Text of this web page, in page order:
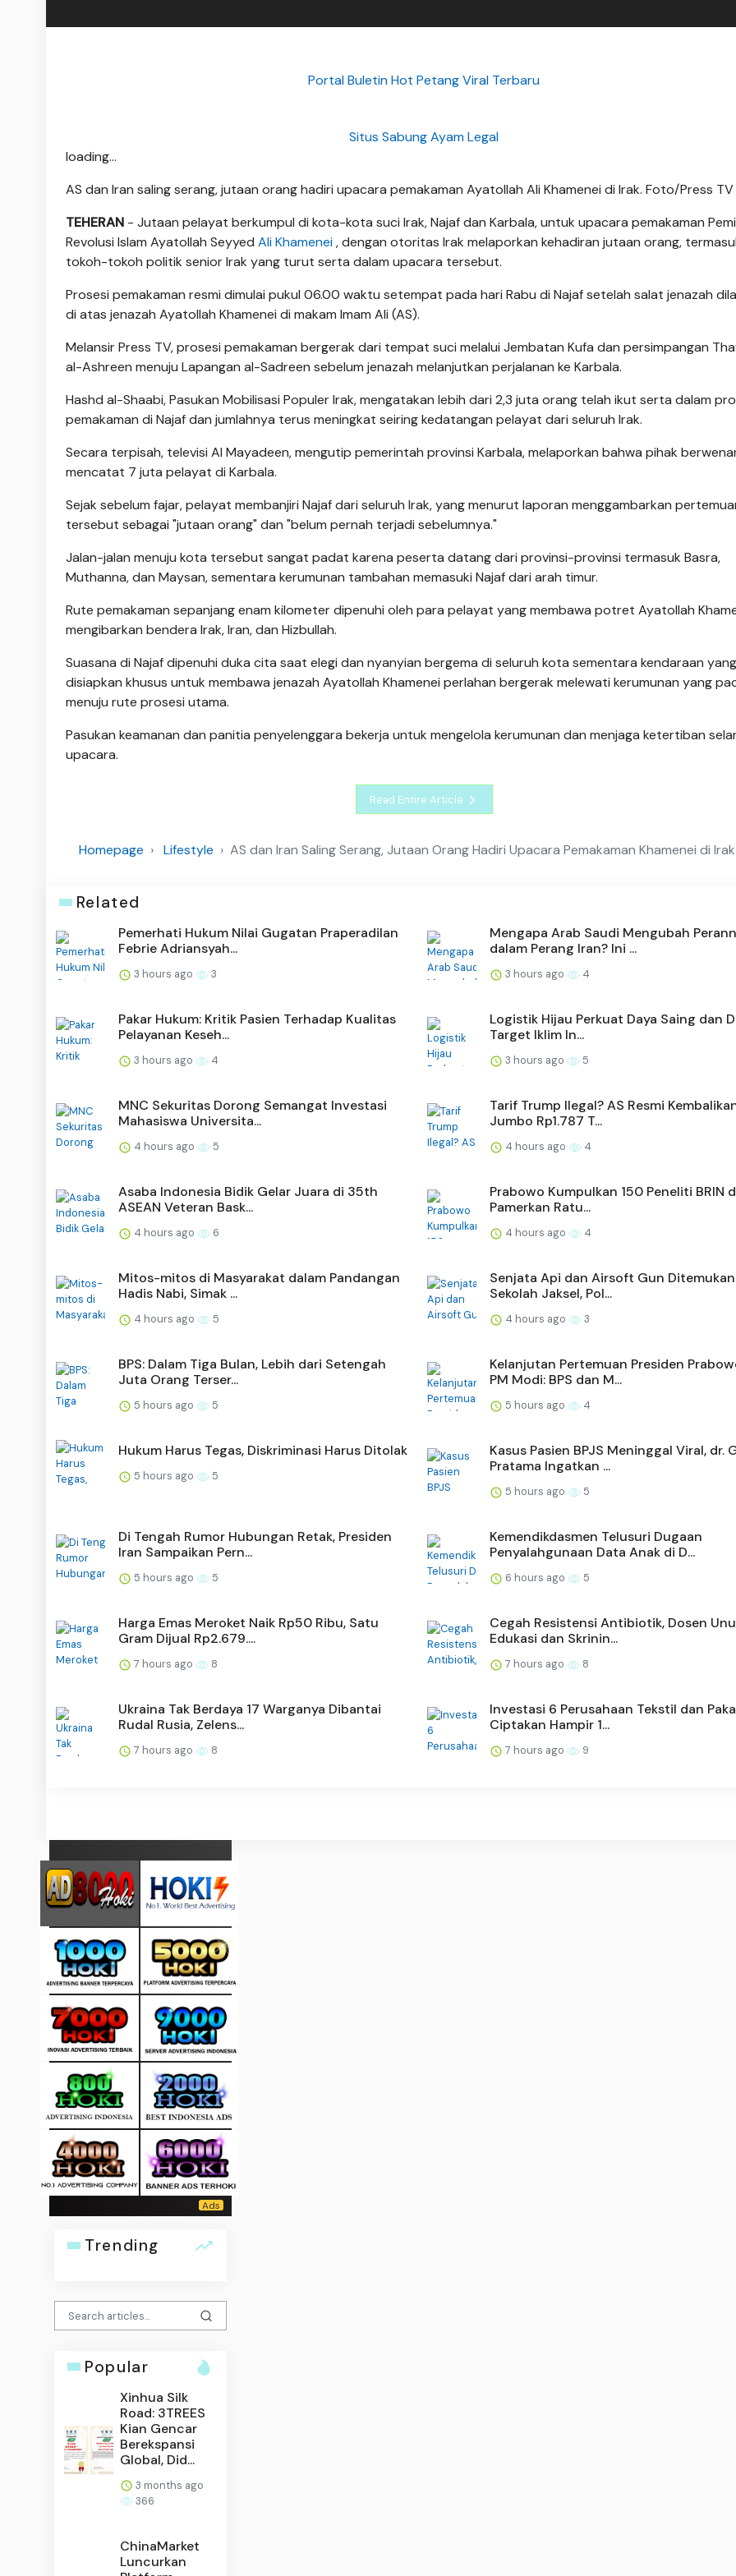
Portal Buletin Hot Petang Viral Terbaru
Situs Sabung Ayam Legal
loading...
AS dan Iran saling serang, jutaan orang hadiri upacara pemakaman Ayatollah Ali Khamenei di Irak. Foto/Press TV
TEHERAN - Jutaan pelayat berkumpul di kota-kota suci Irak, Najaf dan Karbala, untuk upacara pemakaman
Revolusi Islam Ayatollah Seyyed Ali Khamenei, dengan otoritas Irak melaporkan kehadiran jutaan orang,
tokoh-tokoh politik senior Irak yang turut serta dalam upacara tersebut.
Prosesi pemakaman resmi dimulai pukul 06.00 waktu setempat pada hari Rabu di Najaf setelah salat jenazah
di atas jenazah Ayatollah Khamenei di makam Imam Ali (AS).
Melansir Press TV, prosesi pemakaman bergerak dari tempat suci melalui Jembatan Kufa dan persimpangan
al-Ashreen menuju Lapangan al-Sadreen sebelum jenazah melanjutkan perjalanan ke Karbala.
Hashd al-Shaabi, Pasukan Mobilisasi Populer Irak, mengatakan lebih dari 2,3 juta orang telah ikut serta dalam
pemakaman di Najaf dan jumlahnya terus meningkat seiring kedatangan pelayat dari seluruh Irak.
Secara terpisah, televisi Al Mayadeen, mengutip pemerintah provinsi Karbala, melaporkan bahwa pihak
mencatat 7 juta pelayat di Karbala.
Sejak sebelum fajar, pelayat membanjiri Najaf dari seluruh Irak, yang menurut laporan menggambarkan
tersebut sebagai "jutaan orang" dan "belum pernah terjadi sebelumnya."
Jalan-jalan menuju kota tersebut sangat padat karena peserta datang dari provinsi-provinsi termasuk Basra,
Muthanna, dan Maysan, sementara kerumunan tambahan memasuki Najaf dari arah timur.
Rute pemakaman sepanjang enam kilometer dipenuhi oleh para pelayat yang membawa potret Ayatollah
mengibarkan bendera Irak, Iran, dan Hizbullah.
Suasana di Najaf dipenuhi duka cita saat elegi dan nyanyian bergema di seluruh kota sementara kendaraan yang
disiapkan khusus untuk membawa jenazah Ayatollah Khamenei perlahan bergerak melewati kerumunan yang
menuju rute prosesi utama.
Pasukan keamanan dan panitia penyelenggara bekerja untuk mengelola kerumunan dan menjaga ketertiban
upacara.
Read Entire Article
Homepage Lifestyle AS dan Iran Saling Serang, Jutaan Orang Hadiri Upacara Pemakaman Khamenei di Irak
Related
Pemerhati Hukum Nilai Gugatan Praperadilan
Febrie Adriansyah...
3 hours ago 3
Mengapa Arab Saudi Mengubah
dalam Perang Iran? Ini ...
3 hours ago 4
Pakar Hukum: Kritik Pasien Terhadap Kualitas
Pelayanan Keseh...
3 hours ago 4
Logistik Hijau Perkuat Daya Saing dan
Target Iklim In...
3 hours ago 5
MNC Sekuritas Dorong Semangat Investasi
Mahasiswa Universita...
4 hours ago 5
Tarif Trump Ilegal? AS Resmi
Jumbo Rp1.787 T...
4 hours ago 4
Asaba Indonesia Bidik Gelar Juara di 35th
ASEAN Veteran Bask...
4 hours ago 6
Prabowo Kumpulkan 150 Peneliti BRIN
Pamerkan Ratu...
4 hours ago 4
Mitos-mitos di Masyarakat dalam Pandangan
Hadis Nabi, Simak ...
4 hours ago 5
Senjata Api dan Airsoft Gun
Sekolah Jaksel, Pol...
4 hours ago 3
BPS: Dalam Tiga Bulan, Lebih dari Setengah
Juta Orang Terser...
5 hours ago 5
Kelanjutan Pertemuan Presiden
PM Modi: BPS dan M...
5 hours ago 4
Hukum Harus Tegas, Diskriminasi Harus Ditolak
5 hours ago 5
Kasus Pasien BPJS Meninggal Viral, dr.
Pratama Ingatkan ...
5 hours ago 5
Di Tengah Rumor Hubungan Retak, Presiden
Iran Sampaikan Pern...
5 hours ago 5
Kemendikdasmen Telusuri Dugaan
Penyalahgunaan Data Anak di D...
6 hours ago 5
Harga Emas Meroket Naik Rp50 Ribu, Satu
Gram Dijual Rp2.679....
7 hours ago 8
Cegah Resistensi Antibiotik, Dosen
Edukasi dan Skrinin...
7 hours ago 8
Ukraina Tak Berdaya 17 Warganya Dibantai
Rudal Rusia, Zelens...
7 hours ago 8
Investasi 6 Perusahaan Tekstil dan
Ciptakan Hampir 1...
7 hours ago 9
Trending
Popular
Xinhua Silk
Road: 3TREES
Kian Gencar
Berekspansi
Global, Did...
3 months ago
366
ChinaMarket
Luncurkan